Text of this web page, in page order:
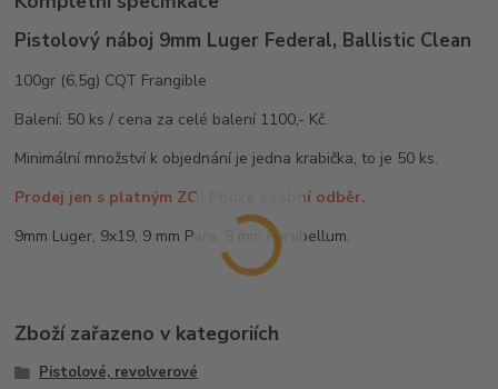
Pistolový náboj 9mm Luger Federal, Ballistic Clean
100gr (6,5g) CQT Frangible
Balení: 50 ks / cena za celé balení 1100,- Kč.
Minimální množství k objednání je jedna krabička, to je 50 ks.
Prodej jen s platným ZO! Pouze osobní odběr.
9mm Luger, 9x19, 9 mm Para, 9 mm Parabellum.
Zboží zařazeno v kategoriích
Pistolové, revolverové